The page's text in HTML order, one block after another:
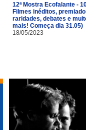
12ª Mostra Ecofalante -
Filmes inéditos,
raridades, debates e
mais! Começa dia 31.05)
18/05/2023